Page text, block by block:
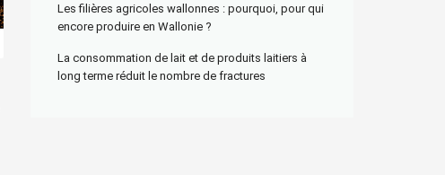
Les filières agricoles wallonnes : pourquoi, pour qui
encore produire en Wallonie ?
La consommation de lait et de produits laitiers à
long terme réduit le nombre de fractures